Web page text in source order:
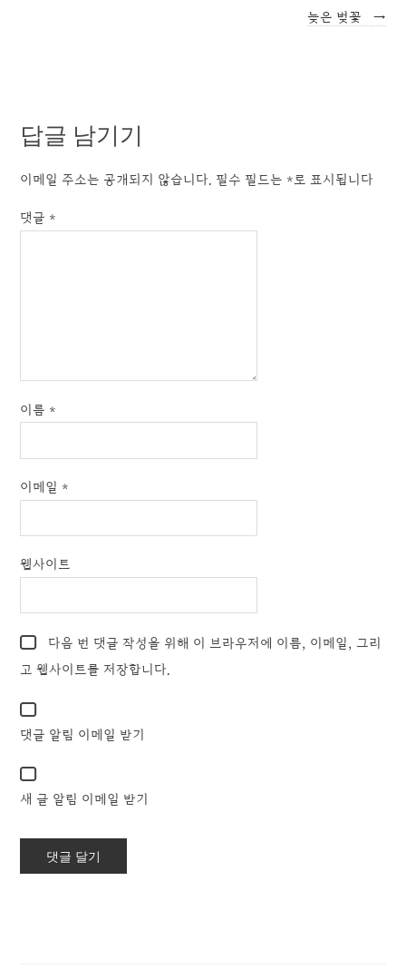
늦은 벚꽃 →
답글 남기기
이메일 주소는 공개되지 않습니다. 필수 필드는 *로 표시됩니다
댓글 *
이름 *
이메일 *
웹사이트
다음 번 댓글 작성을 위해 이 브라우저에 이름, 이메일, 그리
고 웹사이트를 저장합니다.
댓글 알림 이메일 받기
새 글 알림 이메일 받기